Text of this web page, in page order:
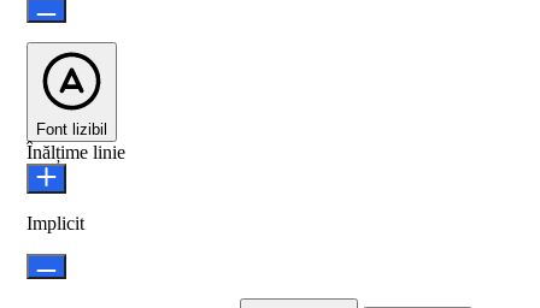
Font lizibil
Înălțime linie
Implicit